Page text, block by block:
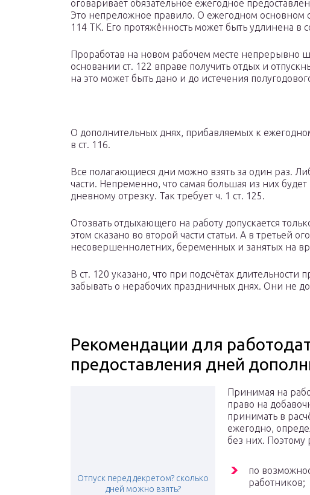
оговаривает обязательное ежегодное
Это непреложное правило. О ежегодном основном
114 ТК. Его протяжённость может быть удлинена в
Проработав на новом рабочем месте непрерывно
основании ст. 122 вправе получить отдых и
на это может быть дано и до истечения
О дополнительных днях, прибавляемых к
в ст. 116.
Все полагающиеся дни можно взять за один раз.
части. Непременно, что самая большая из них
дневному отрезку. Так требует ч. 1 ст. 125.
Отозвать отдыхающего на работу допускается
этом сказано во второй части статьи. А в третьей
несовершеннолетних, беременных и занятых на
В ст. 120 указано, что при подсчётах длительности
забывать о нерабочих праздничных днях. Они не
Рекомендации для
предоставления дней
Отпуск перед декретом? сколько
дней можно взять?
Принимая на
право на
принимать в
ежегодно,
без них. Поэтому
по
работников;